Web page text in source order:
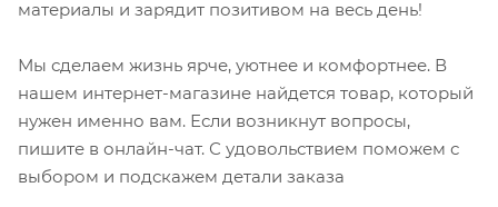
материалы и зарядит позитивом на весь день!
Мы сделаем жизнь ярче, уютнее и комфортнее. В
нашем интернет-магазине найдется товар, который
нужен именно вам. Если возникнут вопросы,
пишите в онлайн-чат. С удовольствием поможем с
выбором и подскажем детали заказа